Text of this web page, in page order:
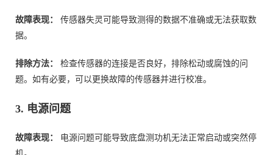
故障表现：
传感器失灵可能导致测得的数据不准确或无法获取数
据。
排除方法：
检查传感器的连接是否良好，排除松动或腐蚀的问
题。如有必要，可以更换故障的传感器并进行校准。
3. 电源问题
故障表现：
电源问题可能导致底盘测功机无法正常启动或突然停